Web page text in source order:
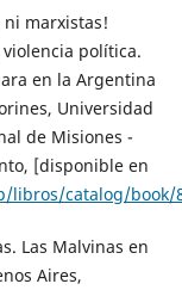
ni marxistas!
política.
en la Argentina
Universidad
de Misiones -
[disponible en
libros/catalog/book/
Las Malvinas en
Aires,